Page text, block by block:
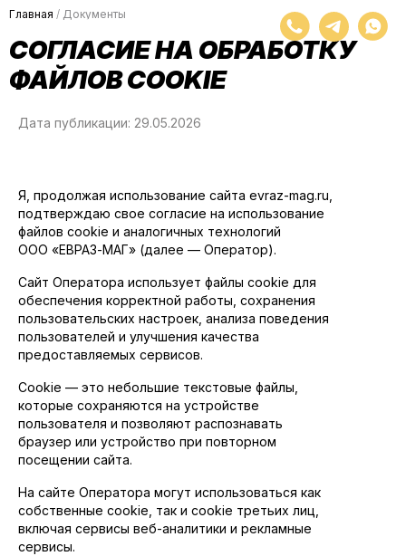
Главная / Документы
СОГЛАСИЕ НА ОБРАБОТКУ
ФАЙЛОВ COOKIE
Дата публикации: 29.05.2026
Я, продолжая использование сайта evraz-mag.ru,
подтверждаю свое согласие на использование
файлов cookie и аналогичных технологий
ООО «ЕВРАЗ-МАГ» (далее — Оператор).
Сайт Оператора использует файлы cookie для
обеспечения корректной работы, сохранения
пользовательских настроек, анализа поведения
пользователей и улучшения качества
предоставляемых сервисов.
Cookie — это небольшие текстовые файлы,
которые сохраняются на устройстве
пользователя и позволяют распознавать
браузер или устройство при повторном
посещении сайта.
На сайте Оператора могут использоваться как
собственные cookie, так и cookie третьих лиц,
включая сервисы веб-аналитики и рекламные
сервисы.